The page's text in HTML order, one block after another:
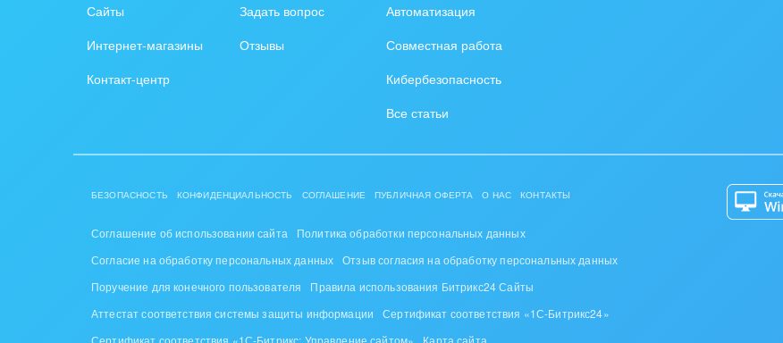
Сайты
Интернет-магазины
Контакт-центр
Задать вопрос
Отзывы
Автоматизация
Совместная работа
Кибербезопасность
Все статьи
БЕЗОПАСНОСТЬ КОНФИДЕНЦИАЛЬНОСТЬ СОГЛАШЕНИЕ ПУБЛИЧНАЯ ОФЕРТА О НАС КОНТАКТЫ
Соглашение об использовании сайта
Политика обработки персональных данных
Согласие на обработку персональных данных Отзыв согласия на обработку персональных данных
Поручение для конечного пользователя
Правила использования Битрикс24 Сайты
Аттестат соответствия системы защиты информации
Сертификат соответствия «1С-Битрикс24»
Сертификат соответствия «1С-Битрикс: Управление сайтом»
Карта сайта